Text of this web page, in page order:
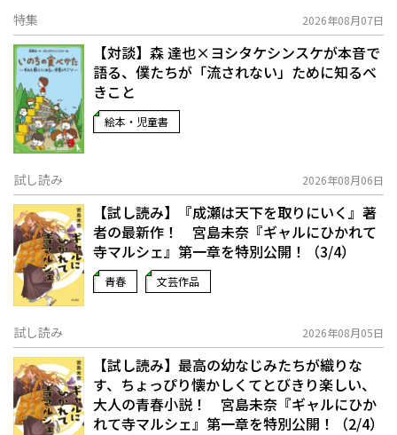
特集 2026年08月07日
【対談】森 達也×ヨシタケシンスケが本音で
語る、僕たちが「流されない」ために知るべ
きこと
絵本・児童書
試し読み 2026年08月06日
【試し読み】『成瀬は天下を取りにいく』著
者の最新作！ 宮島未奈『ギャルにひかれて
寺マルシェ』第一章を特別公開！（3/4）
青春 文芸作品
試し読み 2026年08月05日
【試し読み】最高の幼なじみたちが織りな
す、ちょっぴり懐かしくてとびきり楽しい、
大人の青春小説！ 宮島未奈『ギャルにひか
れて寺マルシェ』第一章を特別公開！（2/4）